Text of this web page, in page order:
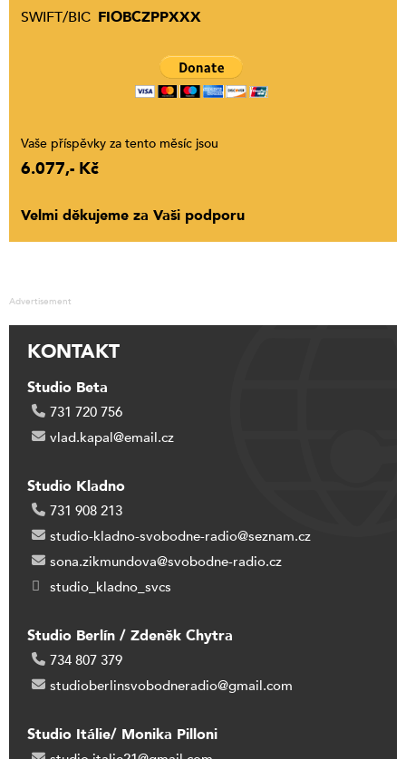
SWIFT/BIC FIOBCZPPXXX
Vaše příspěvky za tento měsíc jsou
6.077,- Kč
Velmi děkujeme za Vaši podporu
Advertisement
KONTAKT
Studio Beta
731 720 756
vlad.kapal@email.cz
Studio Kladno
731 908 213
studio-kladno-svobodne-radio@seznam.cz
sona.zikmundova@svobodne-radio.cz
studio_kladno_svcs
Studio Berlín / Zdeněk Chytra
734 807 379
studioberlinsvobodneradio@gmail.com
Studio Itálie/ Monika Pilloni